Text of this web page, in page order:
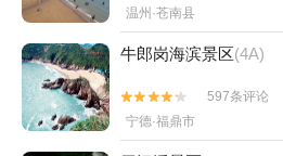
温州·苍南县
牛郎岗海滨景区(4A)


597条评论
宁德·福鼎市